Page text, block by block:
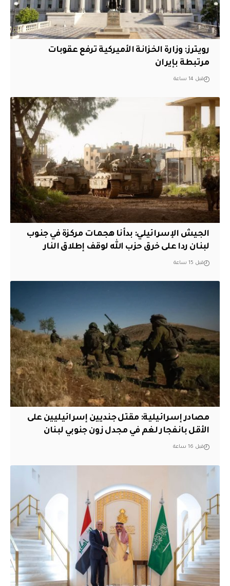
‏رويترز: وزارة الخزانة الأميركية ترفع عقوبات
مرتبطة بإيران
قبل 14 ساعة
الجيش الإسرائيلي: بدأنا هجمات مركزة في جنوب
لبنان ردا على خرق حزب الله لوقف إطلاق النار
قبل 15 ساعة
مصادر إسرائيلية: مقتل جنديين إسرائيليين على
الأقل بانفجار لغم في مجدل زون جنوبي لبنان
قبل 16 ساعة